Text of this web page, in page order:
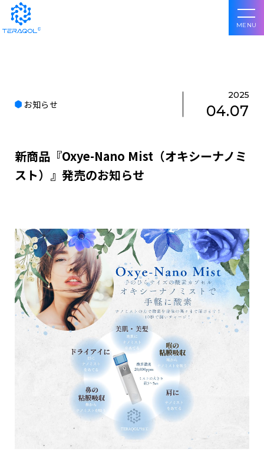
MENU
お知らせ
2025
04.07
新商品『Oxye-Nano Mist（オキシーナノミ
スト）』発売のお知らせ